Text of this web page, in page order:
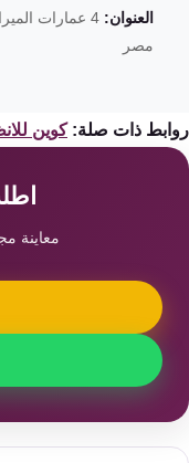
العنوان:
4 عمارات
مصر
ذات صلة: كوين
معاينة